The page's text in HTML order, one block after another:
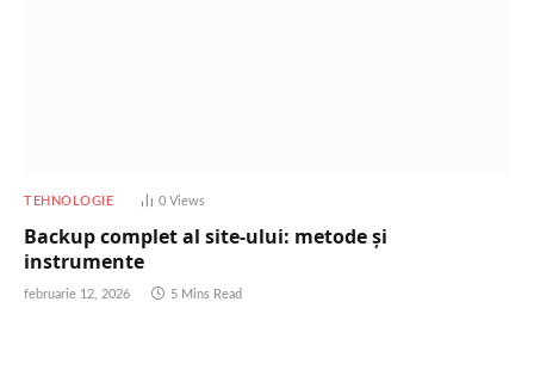
TEHNOLOGIE 0 Views
Backup complet al site-ului: metode și
instrumente
februarie 12, 2026 5 Mins Read